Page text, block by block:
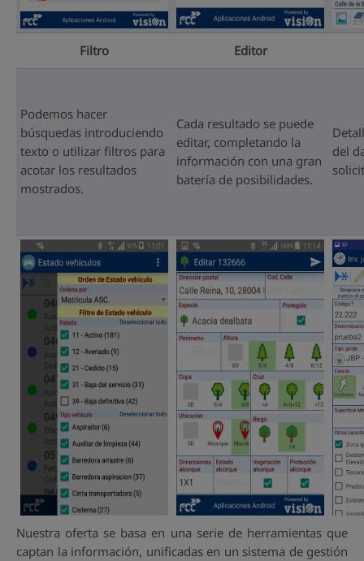
Filtro Editor
Podemos hacer
búsquedas introduciendo
texto o utilizar filtros para
acotar los resultados
mostrados.
Cada resultado se puede
editar, completando la
información con una gran
batería de posibilidades.
del
Nuestra oferta se basa en una serie de herramientas que
captan la información, unificadas en un sistema de gestión